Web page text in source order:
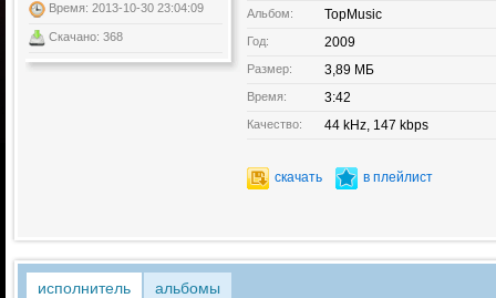
Время: 2013-10-30 23:04:09
Скачано: 368
Альбом: TopMusic
Год: 2009
Размер: 3,89 МБ
Время: 3:42
Качество: 44 kHz, 147 kbps
скачать в плейлист
исполнитель альбомы